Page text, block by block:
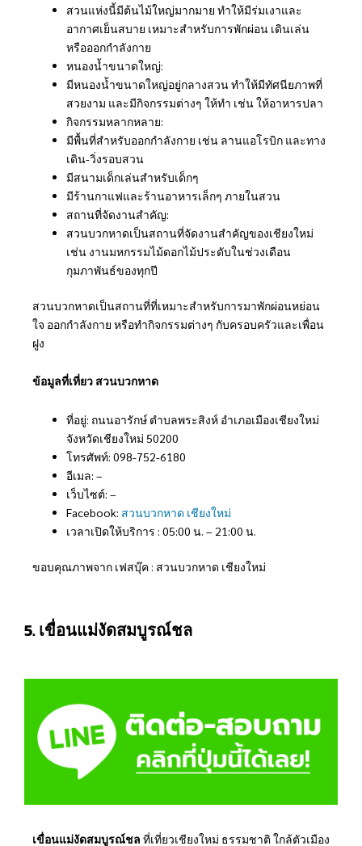
สวนแห่งนี้มีต้นไม้ใหญ่มากมาย ทำให้มีร่มเงาและ
อากาศเย็นสบาย เหมาะสำหรับการพักผ่อน เดินเล่น
หรือออกกำลังกาย
หนองน้ำขนาดใหญ่:
มีหนองน้ำขนาดใหญ่อยู่กลางสวน ทำให้มีทัศนียภาพที่
สวยงาม และมีกิจกรรมต่างๆ ให้ทำ เช่น ให้อาหารปลา
กิจกรรมหลากหลาย:
มีพื้นที่สำหรับออกกำลังกาย เช่น ลานแอโรบิก และทาง
เดิน-วิ่งรอบสวน
มีสนามเด็กเล่นสำหรับเด็กๆ
มีร้านกาแฟและร้านอาหารเล็กๆ ภายในสวน
สถานที่จัดงานสำคัญ:
สวนบวกหาดเป็นสถานที่จัดงานสำคัญของเชียงใหม่
เช่น งานมหกรรมไม้ดอกไม้ประดับในช่วงเดือน
กุมภาพันธ์ของทุกปี
สวนบวกหาดเป็นสถานที่ที่เหมาะสำหรับการมาพักผ่อนหย่อน
ใจ ออกกำลังกาย หรือทำกิจกรรมต่างๆ กับครอบครัวและเพื่อน
ฝูง
ข้อมูลที่เที่ยว สวนบวกหาด
ที่อยู่: ถนนอารักษ์ ตำบลพระสิงห์ อำเภอเมืองเชียงใหม่
จังหวัดเชียงใหม่ 50200
โทรศัพท์: 098-752-6180
อีเมล: –
เว็บไซต์: –
Facebook: สวนบวกหาด เชียงใหม่
เวลาเปิดให้บริการ : 05:00 น. – 21:00 น.
ขอบคุณภาพจาก เฟสบุ๊ค : สวนบวกหาด เชียงใหม่
5. เขื่อนแม่งัดสมบูรณ์ชล
เขื่อนแม่งัดสมบูรณ์ชล ที่เที่ยวเชียงใหม่ ธรรมชาติ ใกล้ตัวเมือง